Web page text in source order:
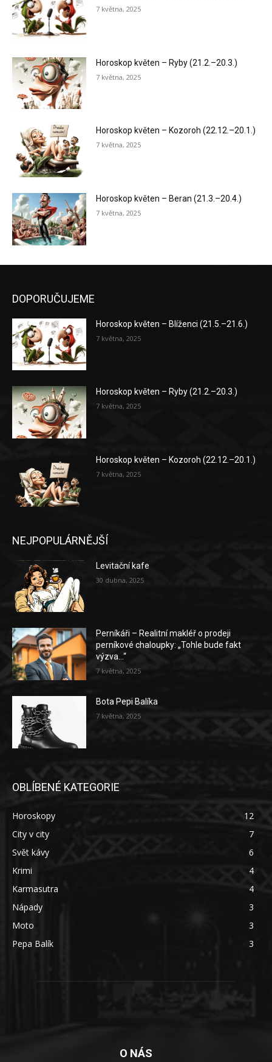
7 května, 2025
Horoskop květen – Ryby (21.2.–20.3.)
7 května, 2025
Horoskop květen – Kozoroh (22.12.–20.1.)
7 května, 2025
Horoskop květen – Beran (21.3.–20.4.)
7 května, 2025
DOPORUČUJEME
Horoskop květen – Blíženci (21.5.–21.6.)
7 května, 2025
Horoskop květen – Ryby (21.2.–20.3.)
7 května, 2025
Horoskop květen – Kozoroh (22.12.–20.1.)
7 května, 2025
NEJPOPULÁRNĚJŠÍ
Levitační kafe
30 dubna, 2025
Perníkáři – Realitní makléř o prodeji
perníkové chaloupky: „Tohle bude fakt
výzva…“
7 května, 2025
Bota Pepi Balíka
7 května, 2025
OBLÍBENÉ KATEGORIE
Horoskopy
12
City v city
7
Svět kávy
6
Krimi
4
Karmasutra
4
Nápady
3
Moto
3
Pepa Balík
3
O NÁS